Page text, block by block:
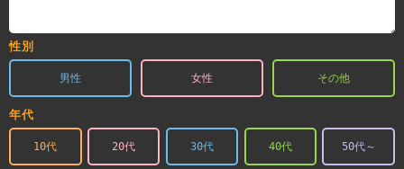
性別
男性 女性 その他
年代
10代 20代 30代 40代 50代～